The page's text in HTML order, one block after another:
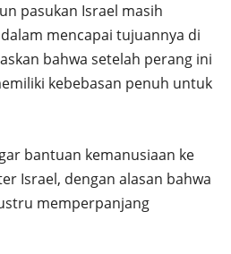
pasukan Israel masih
mencapai tujuannya di
bahwa setelah perang ini
kebebasan penuh untuk
bantuan kemanusiaan ke
Israel, dengan alasan bahwa
memperpanjang